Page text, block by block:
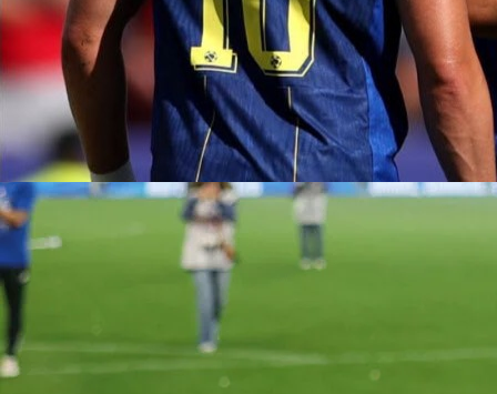
Autor:
Redakcija
10:05, 05.11.2025